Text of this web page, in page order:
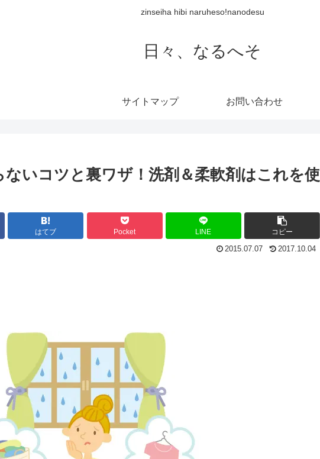
zinseiha hibi naruheso!nanodesu
日々、なるへそ
サイトマップ お問い合わせ
いコツと裏ワザ！洗剤＆柔軟剤はこれを使
はてブ Pocket LINE コピー
2015.07.07 2017.10.04